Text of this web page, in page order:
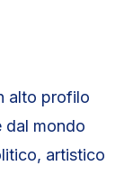
alto profilo
dal mondo
artistico